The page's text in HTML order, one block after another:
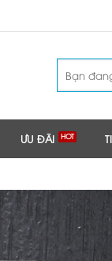
kiếm:
ƯU ĐÃI